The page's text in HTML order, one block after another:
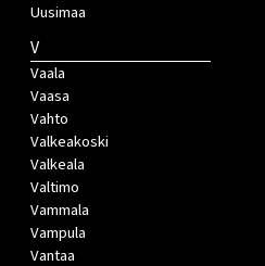
Uusimaa
V
Vaala
Vaasa
Vahto
Valkeakoski
Valkeala
Valtimo
Vammala
Vampula
Vantaa